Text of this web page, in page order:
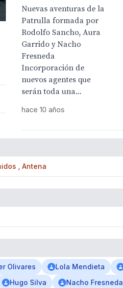
Nuevas aventuras de la
Patrulla formada por
Rodolfo Sancho, Aura
Garrido y Nacho
Fresneda
Incorporación de
nuevos agentes que
serán toda una...
hace 10 años
, Antena
Olivares Lola Mendieta
Hugo Silva Nacho Fresneda